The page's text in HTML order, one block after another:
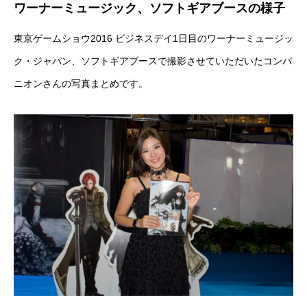
ワーナーミュージック、ソフトギアブースの様子
東京ゲームショウ2016 ビジネスデイ1日目のワーナーミュージッ
ク・ジャパン、ソフトギアブースで撮影させていただいたコンパ
ニオンさんの写真まとめです。